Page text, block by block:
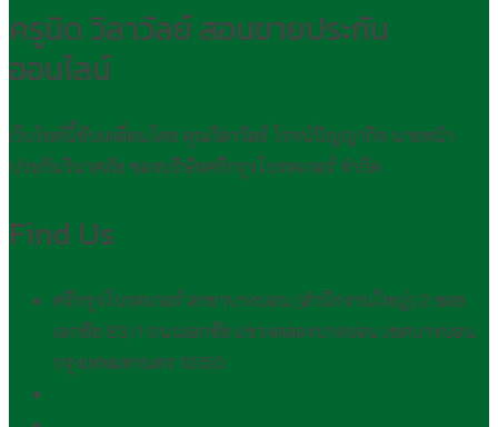
ครูนิด วิลาวัลย์ สอนขายประกัน
ออนไลน์
เว็บไซต์นี้ขับเคลื่อนโดย คุณวิลาวัลย์ โรจน์ปัญญากิจ นายหน้า
ประกันวินาศภัย ของบริษัทศรีกรุงโบรคเกอร์ จำกัด
Find Us
ศรีกรุงโบรคเกอร์ สาขาบางบอน (สำนักงานใหญ่) 2 ซอย
เอกชัย 83/1 ถนนเอกชัย แขวงคลองบางบอน เขตบางบอน
กรุงเทพมหานคร 10150